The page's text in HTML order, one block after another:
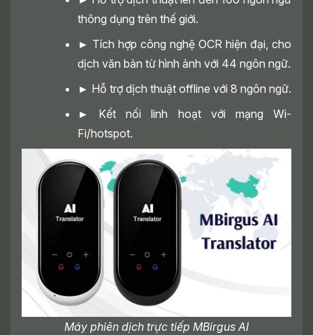
thông dụng trên thế giới.
► Tích hợp công nghệ OCR hiện đại, cho
dịch văn bản từ hình ảnh với 44 ngôn ngữ.
► Hỗ trợ dịch thuật offline với 8 ngôn ngữ.
► Kết nối linh hoạt với mạng Wi-
Fi/hotspot.
Máy phiên dịch trực tiếp MBirgus AI